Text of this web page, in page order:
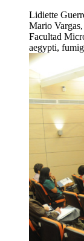
Lidiette
Mario Vargas,
Facultad
aegypti,